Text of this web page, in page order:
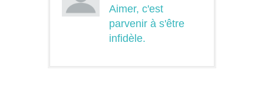
Aimer, c'est
parvenir à s'être
infidèle.